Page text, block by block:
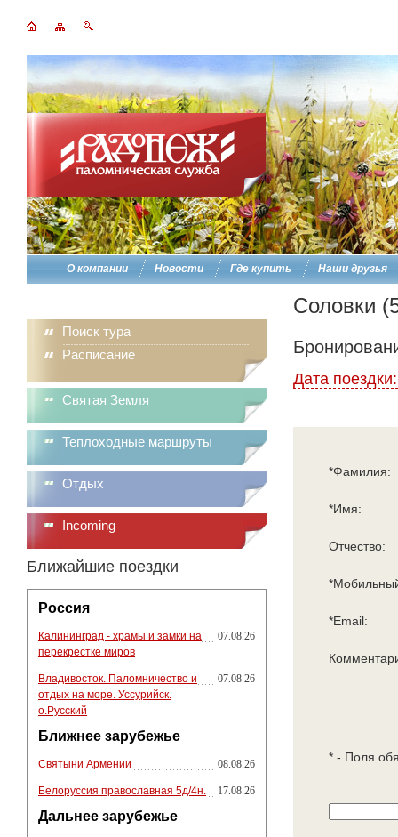
О компании Новости Где купить Наши друзья
Поиск тура
Расписание
Святая Земля
Теплоходные маршруты
Отдых
Incoming
Ближайшие поездки
Россия
Калининград - храмы и замки на
перекрестке миров
07.08.26
Владивосток. Паломничество и
отдых на море. Уссурийск.
о.Русский
07.08.26
Ближнее зарубежье
Святыни Армении 08.08.26
Белоруссия православная 5д/4н. 17.08.26
Дальнее зарубежье
Соловки
Дата
*Фамилия:
*Имя:
Отчество:
*Email:
* - Поля